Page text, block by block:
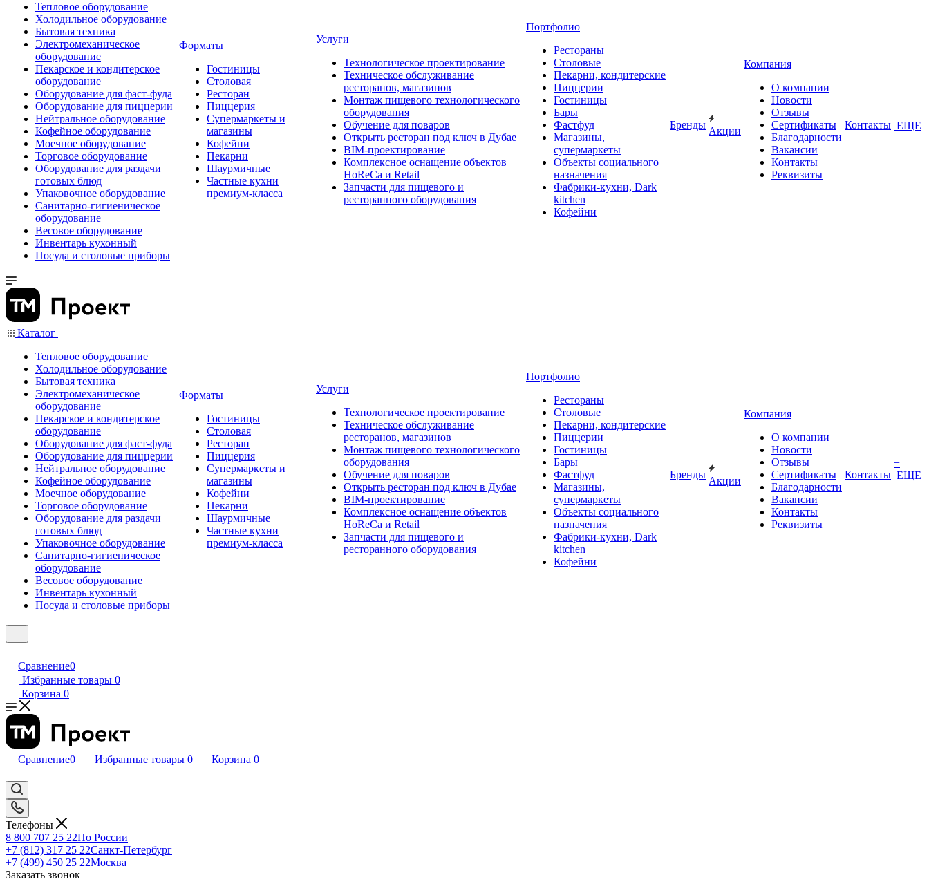
Тепловое оборудование
Холодильное оборудование
Бытовая техника
Электромеханическое
оборудование
Пекарское и кондитерское
оборудование
Оборудование для фаст-фуда
Оборудование для пиццерии
Нейтральное оборудование
Кофейное оборудование
Моечное оборудование
Торговое оборудование
Оборудование для раздачи
готовых блюд
Упаковочное оборудование
Санитарно-гигиеническое
оборудование
Весовое оборудование
Инвентарь кухонный
Посуда и столовые приборы
Форматы
Гостиницы
Столовая
Ресторан
Пиццерия
Супермаркеты и
магазины
Кофейни
Пекарни
Шаурмичные
Частные кухни
премиум-класса
Услуги
Технологическое проектирование
Техническое обслуживание
ресторанов, магазинов
Монтаж пищевого технологического
оборудования
Обучение для поваров
Открыть ресторан под ключ в Дубае
BIM-проектирование
Комплексное оснащение объектов
HoReCa и Retail
Запчасти для пищевого и
ресторанного оборудования
Портфолио
Рестораны
Столовые
Пекарни, кондитерские
Пиццерии
Гостиницы
Бары
Фастфуд
Магазины,
супермаркеты
Объекты социального
назначения
Фабрики-кухни, Dark
kitchen
Кофейни
Бренды
Акции
Компания
О компании
Новости
Отзывы
Сертификаты
Благодарности
Вакансии
Контакты
Реквизиты
Контакты
+
ЕЩЕ
Каталог
Тепловое оборудование
Холодильное оборудование
Бытовая техника
Электромеханическое
оборудование
Пекарское и кондитерское
оборудование
Оборудование для фаст-фуда
Оборудование для пиццерии
Нейтральное оборудование
Кофейное оборудование
Моечное оборудование
Торговое оборудование
Оборудование для раздачи
готовых блюд
Упаковочное оборудование
Санитарно-гигиеническое
оборудование
Весовое оборудование
Инвентарь кухонный
Посуда и столовые приборы
Форматы
Гостиницы
Столовая
Ресторан
Пиццерия
Супермаркеты и
магазины
Кофейни
Пекарни
Шаурмичные
Частные кухни
премиум-класса
Услуги
Технологическое проектирование
Техническое обслуживание
ресторанов, магазинов
Монтаж пищевого технологического
оборудования
Обучение для поваров
Открыть ресторан под ключ в Дубае
BIM-проектирование
Комплексное оснащение объектов
HoReCa и Retail
Запчасти для пищевого и
ресторанного оборудования
Портфолио
Рестораны
Столовые
Пекарни, кондитерские
Пиццерии
Гостиницы
Бары
Фастфуд
Магазины,
супермаркеты
Объекты социального
назначения
Фабрики-кухни, Dark
kitchen
Кофейни
Бренды
Акции
Компания
О компании
Новости
Отзывы
Сертификаты
Благодарности
Вакансии
Контакты
Реквизиты
Контакты
+
ЕЩЕ
Сравнение0
Избранные товары 0
Корзина 0
Сравнение0 Избранные товары 0 Корзина 0
Телефоны
8 800 707 25 22По России
+7 (812) 317 25 22Санкт-Петербург
+7 (499) 450 25 22Москва
Заказать звонок